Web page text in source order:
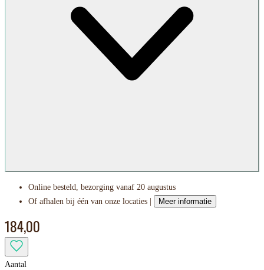
Online besteld, bezorging vanaf 20 augustus
Of afhalen bij één van onze locaties |
Meer informatie
184,00
Aantal